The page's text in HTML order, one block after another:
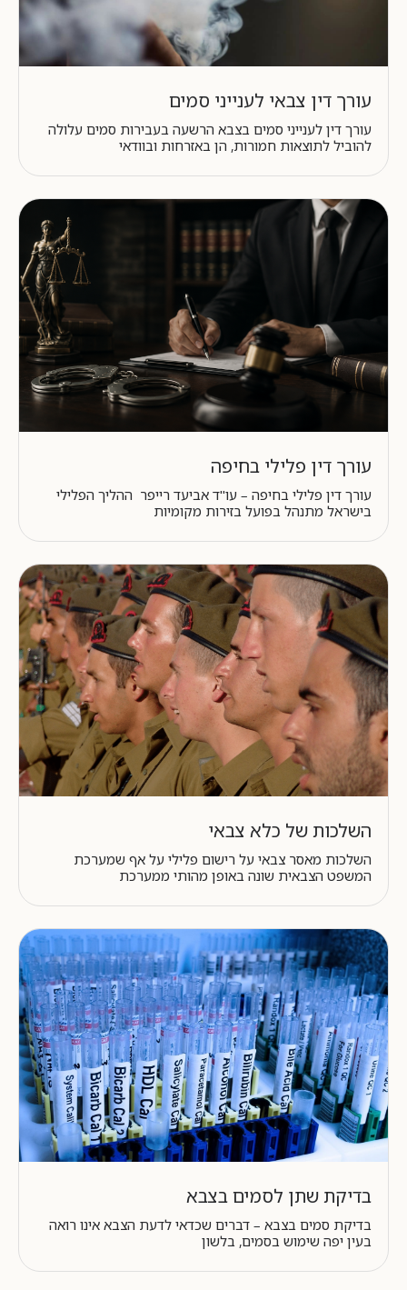
עורך דין צבאי לענייני סמים
עורך דין לענייני סמים בצבא הרשעה בעבירות סמים עלולה
להוביל לתוצאות חמורות, הן באזרחות ובוודאי
עורך דין פלילי בחיפה
עורך דין פלילי בחיפה – עו"ד אביעד רייפר ההליך הפלילי
בישראל מתנהל בפועל בזירות מקומיות
השלכות של כלא צבאי
השלכות מאסר צבאי על רישום פלילי על אף שמערכת
המשפט הצבאית שונה באופן מהותי ממערכת
בדיקת שתן לסמים בצבא
בדיקת סמים בצבא – דברים שכדאי לדעת הצבא אינו רואה
בעין יפה שימוש בסמים, בלשון